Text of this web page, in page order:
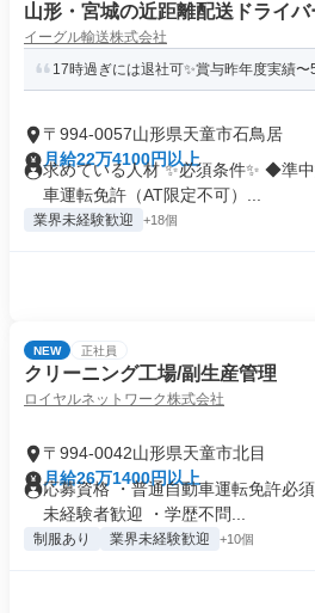
山形・宮城の近距離配送ドライバ
イーグル輸送株式会社
17時過ぎには退社可✨賞与昨年度実績
〒994-0057山形県天童市石鳥居
月給22万4100円以上
求めている人材 ✨必須条件✨ ◆準
車運転免許（AT限定不可）...
業界未経験歓迎 +18個
NEW 正社員
クリーニング工場/副生産管理
ロイヤルネットワーク株式会社
〒994-0042山形県天童市北目
月給26万1400円以上
応募資格 ・普通自動車運転免許必
未経験者歓迎 ・学歴不問...
制服あり 業界未経験歓迎 +10個